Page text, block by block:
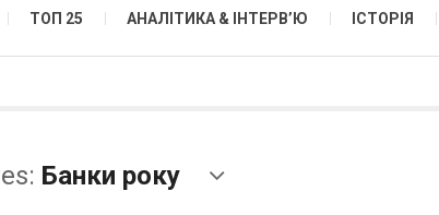
ТОП 25 АНАЛІТИКА & ІНТЕРВ’Ю ІСТОРІЯ
Банки року